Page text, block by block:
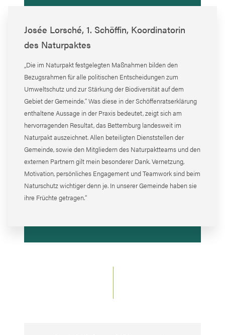
Josée Lorsché, 1. Schöffin, Koordinatorin
des Naturpaktes
„Die im Naturpakt festgelegten Maßnahmen bilden den
Bezugsrahmen für alle politischen Entscheidungen zum
Umweltschutz und zur Stärkung der Biodiversität auf dem
Gebiet der Gemeinde.“ Was diese in der Schöffenratserklärung
enthaltene Aussage in der Praxis bedeutet, zeigt sich am
hervorragenden Resultat, das Bettemburg landesweit im
Naturpakt auszeichnet. Allen beteiligten Dienststellen der
Gemeinde, sowie den Mitgliedern des Naturpaktteams und den
externen Partnern gilt mein besonderer Dank. Vernetzung,
Motivation, persönliches Engagement und Teamwork sind beim
Naturschutz wichtiger denn je. In unserer Gemeinde haben sie
ihre Früchte getragen.“